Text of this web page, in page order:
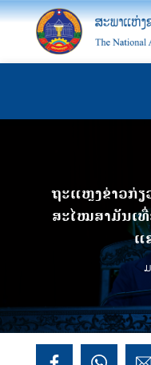
ຖະແຫຼງຂ່າວກ່ຽ
ສະໄໝສາມັນເ
ແ